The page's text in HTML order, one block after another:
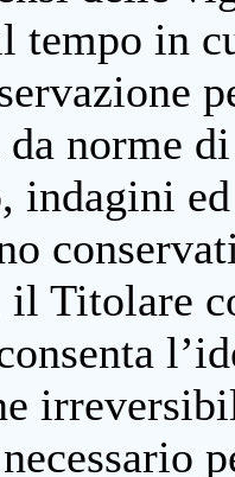
tempo in
norme
indagini
Titolare